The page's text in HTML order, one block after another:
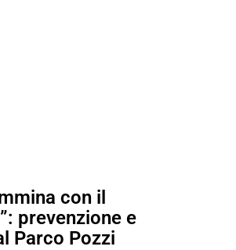
con il
prevenzione e
Parco Pozzi